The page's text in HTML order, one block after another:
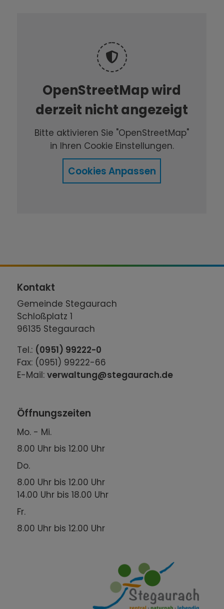
OpenStreetMap wird
derzeit nicht angezeigt
Bitte aktivieren Sie "OpenStreetMap"
in Ihren Cookie Einstellungen.
Cookies Anpassen
Kontakt
Gemeinde Stegaurach
Schloßplatz 1
96135 Stegaurach
Tel.: (0951) 99222-0
Fax: (0951) 99222-66
E-Mail:verwaltung@stegaurach.de
Öffnungszeiten
Mo. - Mi.
8.00 Uhr bis 12.00 Uhr
Do.
8.00 Uhr bis 12.00 Uhr
14.00 Uhr bis 18.00 Uhr
Fr.
8.00 Uhr bis 12.00 Uhr